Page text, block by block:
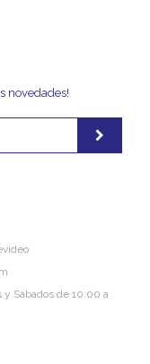
Sábados de 10:00 a
novedades!